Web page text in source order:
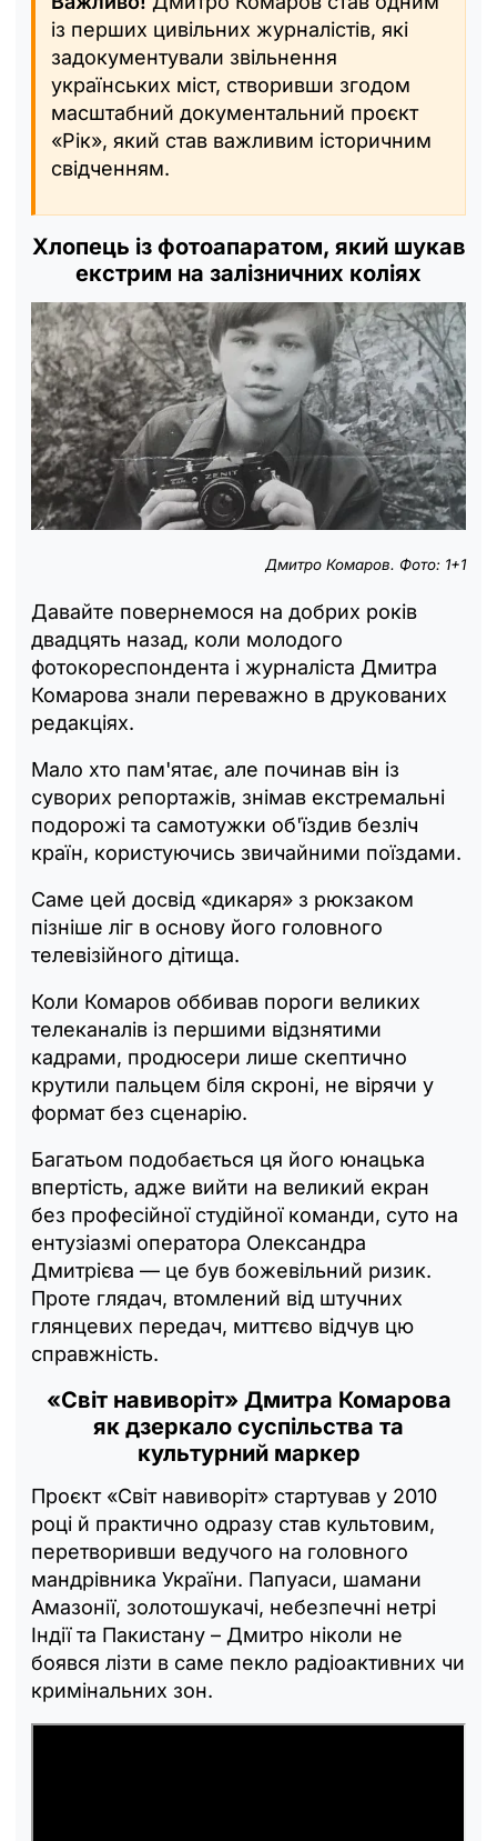
із перших цивільних журналістів, які
задокументували звільнення
українських міст, створивши згодом
масштабний документальний проєкт
«Рік», який став важливим історичним
свідченням.
Хлопець із фотоапаратом, який шукав
екстрим на залізничних коліях
Дмитро Комаров. Фото: 1+1
Давайте повернемося на добрих років
двадцять назад, коли молодого
фотокореспондента і журналіста Дмитра
Комарова знали переважно в друкованих
редакціях.
Мало хто пам'ятає, але починав він із
суворих репортажів, знімав екстремальні
подорожі та самотужки об'їздив безліч
країн, користуючись звичайними поїздами.
Саме цей досвід «дикаря» з рюкзаком
пізніше ліг в основу його головного
телевізійного дітища.
Коли Комаров оббивав пороги великих
телеканалів із першими відзнятими
кадрами, продюсери лише скептично
крутили пальцем біля скроні, не вірячи у
формат без сценарію.
Багатьом подобається ця його юнацька
впертість, адже вийти на великий екран
без професійної студійної команди, суто на
ентузіазмі оператора Олександра
Дмитрієва — це був божевільний ризик.
Проте глядач, втомлений від штучних
глянцевих передач, миттєво відчув цю
справжність.
«Світ навиворіт» Дмитра Комарова
як дзеркало суспільства та
культурний маркер
Проєкт «Світ навиворіт» стартував у 2010
році й практично одразу став культовим,
перетворивши ведучого на головного
мандрівника України. Папуаси, шамани
Амазонії, золотошукачі, небезпечні нетрі
Індії та Пакистану – Дмитро ніколи не
боявся лізти в саме пекло радіоактивних чи
кримінальних зон.